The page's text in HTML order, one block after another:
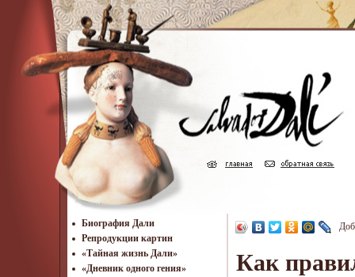
Биография Дали
Репродукции картин
«Тайная жизнь Дали»
«Дневник одного гения»
Как